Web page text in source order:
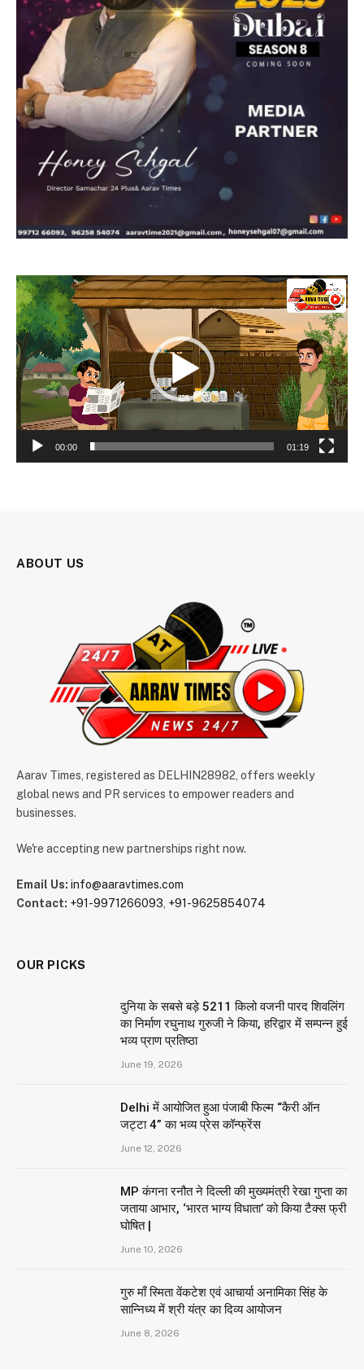
Video
Player
00:00 01:19
ABOUT US
Aarav Times, registered as DELHIN28982, offers weekly
global news and PR services to empower readers and
businesses.
We're accepting new partnerships right now.
Email Us: info@aaravtimes.com
Contact: +91-9971266093 +91-9625854074
OUR PICKS
दुनिया के सबसे बड़े 5211 किलो वजनी पारद शिवलिंग
का निर्माण रघुनाथ गुरुजी ने किया, हरिद्वार में सम्पन्न हुई
भव्य प्राण प्रतिष्ठा
June 19, 2026
Delhi में आयोजित हुआ पंजाबी फिल्म “कैरी ऑन
जट्टा 4” का भव्य प्रेस कॉन्फ्रेंस
June 12, 2026
MP कंगना रनौत ने दिल्ली की मुख्यमंत्री रेखा गुप्ता का
जताया आभार, ‘भारत भाग्य विधाता’ को किया टैक्स फ्री
घोषित |
June 10, 2026
गुरु माँ स्मिता वेंकटेश एवं आचार्या अनामिका सिंह के
सान्निध्य में श्री यंत्र का दिव्य आयोजन
June 8, 2026